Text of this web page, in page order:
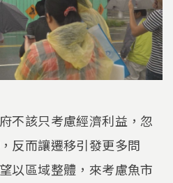
不該只考慮經濟利益，忽
反而讓遷移引發更多問
以區域整體，來考慮魚市